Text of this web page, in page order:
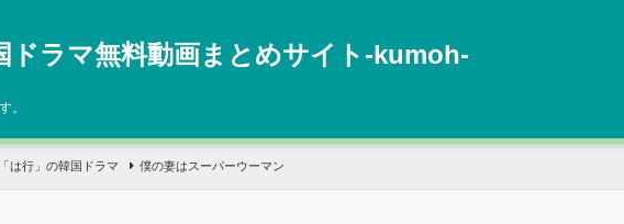
ドラマ無料動画まとめサイト‐kumoh‐
。
は行」の韓国ドラマ 僕の妻はスーパーウーマン